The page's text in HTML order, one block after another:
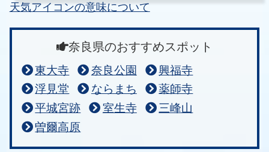
天気アイコンの意味について
奈良県のおすすめスポット
東大寺 奈良公園
興福寺
浮見堂
ならまち
薬師寺
平城宮跡
室生寺
三峰山
曽爾高原